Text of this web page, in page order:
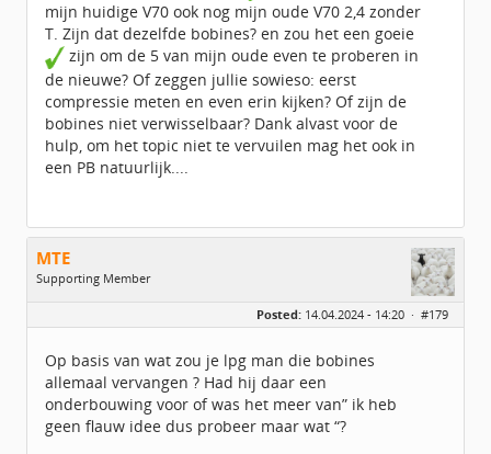
mijn huidige V70 ook nog mijn oude V70 2,4 zonder
T. Zijn dat dezelfde bobines? en zou het een goeie
zijn om de 5 van mijn oude even te proberen in
de nieuwe? Of zeggen jullie sowieso: eerst
compressie meten en even erin kijken? Of zijn de
bobines niet verwisselbaar? Dank alvast voor de
hulp, om het topic niet te vervuilen mag het ook in
een PB natuurlijk....
MTE
Supporting Member
Leeftijd:
55
Geregistreerd:02 / 2021
Posted: 14.04.2024 - 14:20 · #179
Op basis van wat zou je lpg man die bobines
allemaal vervangen ? Had hij daar een
onderbouwing voor of was het meer van” ik heb
geen flauw idee dus probeer maar wat “?